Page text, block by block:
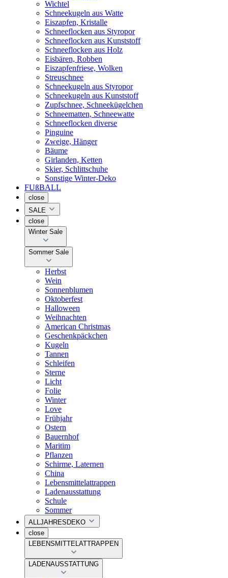
Wichtel
Schneekugeln aus Watte
Eiszapfen, Kristalle
Schneeflocken aus Styropor
Schneeflocken aus Kunststoff
Schneeflocken aus Holz
Eisbären, Robben
Eiszapfenfriese, Wolken
Streuschnee
Schneekugeln aus Styropor
Schneekugeln aus Kunststoff
Zupfschnee, Schneekügelchen
Schneematten, Schneewatte
Schneeflocken diverse
Pinguine
Zweige, Hänger
Bäume
Girlanden, Ketten
Skier, Schlittschuhe
Sonstige Winter-Deko
FUßBALL
close
SALE
close
Winter Sale
Sommer Sale
Herbst
Wein
Sonnenblumen
Oktoberfest
Halloween
Weihnachten
American Christmas
Geschenkpäckchen
Kugeln
Tannen
Schleifen
Sterne
Licht
Folie
Winter
Love
Frühjahr
Ostern
Bauernhof
Maritim
Pflanzen
Schirme, Laternen
China
Lebensmittelattrappen
Ladenausstattung
Schule
Sommer
ALLJAHRESDEKO
close
LEBENSMITTELATTRAPPEN
LADENAUSSTATTUNG